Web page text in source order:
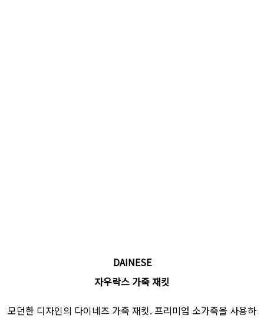
DAINESE
자우락스 가죽 재킷
모던한 디자인의 다이네즈 가죽 재킷. 프리미엄 소가죽을 사용하